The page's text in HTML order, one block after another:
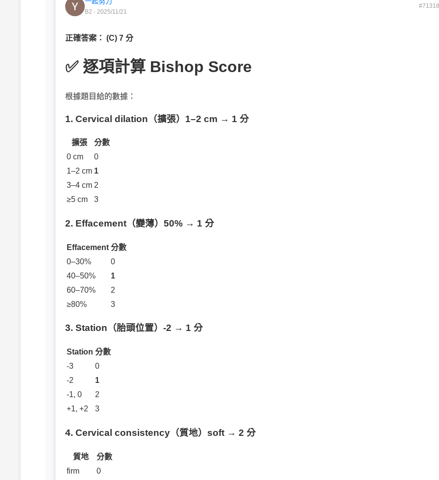
B2 · 2025/11/21
正確答案： (C) 7 分
✅ 逐項計算 Bishop Score
根據題目給的數據：
1. Cervical dilation（擴張）1–2 cm → 1 分
擴張
分數
0 cm
0
1–2 cm 1
3–4 cm 2
≥5 cm
3
2. Effacement（變薄）50% → 1 分
Effacement 分數
0–30%
0
40–50%
1
60–70%
2
≥80%
3
3. Station（胎頭位置）-2 → 1 分
Station 分數
-3
0
-2
1
-1, 0
2
+1, +2
3
4. Cervical consistency（質地）soft → 2 分
質地
分數
firm
0